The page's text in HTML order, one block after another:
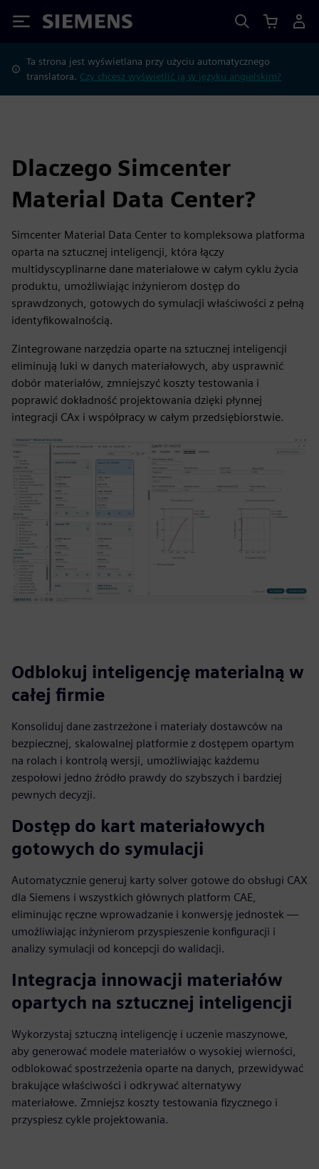
Siemens
Ta strona jest wyświetlana przy użyciu automatycznego
translatora. Czy chcesz wyświetlić ją w języku angielskim?
Dlaczego Simcenter
Material Data Center?
Simcenter Material Data Center to kompleksowa platforma
oparta na sztucznej inteligencji, która łączy
multidyscyplinarne dane materiałowe w całym cyklu życia
produktu, umożliwiając inżynierom dostęp do
sprawdzonych, gotowych do symulacji właściwości z pełną
identyfikowalnością.
Zintegrowane narzędzia oparte na sztucznej inteligencji
eliminują luki w danych materiałowych, aby usprawnić
dobór materiałów, zmniejszyć koszty testowania i
poprawić dokładność projektowania dzięki płynnej
integracji CAx i współpracy w całym przedsiębiorstwie.
Odblokuj inteligencję materialną w
całej firmie
Konsoliduj dane zastrzeżone i materiały dostawców na
bezpiecznej, skalowalnej platformie z dostępem opartym
na rolach i kontrolą wersji, umożliwiając każdemu
zespołowi jedno źródło prawdy do szybszych i bardziej
pewnych decyzji.
Dostęp do kart materiałowych
gotowych do symulacji
Automatycznie generuj karty solver gotowe do obsługi CAX
dla Siemens i wszystkich głównych platform CAE,
eliminując ręczne wprowadzanie i konwersję jednostek —
umożliwiając inżynierom przyspieszenie konfiguracji i
analizy symulacji od koncepcji do walidacji.
Integracja innowacji materiałów
opartych na sztucznej inteligencji
Wykorzystaj sztuczną inteligencję i uczenie maszynowe,
aby generować modele materiałów o wysokiej wierności,
odblokować spostrzeżenia oparte na danych, przewidywać
brakujące właściwości i odkrywać alternatywy
materiałowe. Zmniejsz koszty testowania fizycznego i
przyspiesz cykle projektowania.